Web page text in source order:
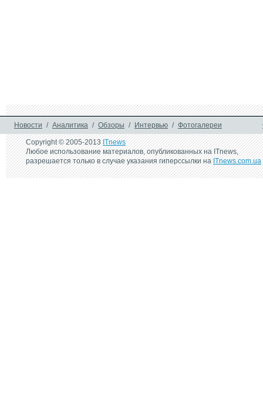
Новости / Аналитика / Обзоры / Интервью / Фотогалереи
Copyright © 2005-2013ITnews
Любое использование материалов, опубликованных на ITnews,
разрешается только в случае указания гиперссылки наITnews.com.ua